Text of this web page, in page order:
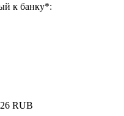
к банку*:
RUB